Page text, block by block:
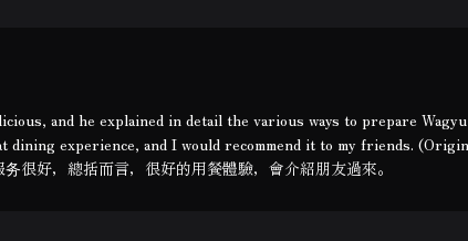
and he explained in detail the various ways to prepare
dining experience, and I would recommend it to my friends.
很好，總括而言，很好的用餐體驗，會介紹朋友過來。